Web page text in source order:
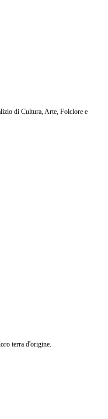
di Cultura, Arte, Folclore e
terra d'origine.